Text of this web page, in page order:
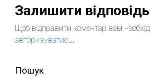
Залишити відповідь
Щоб відправити коментар вам
авторизуватись.
Пошук